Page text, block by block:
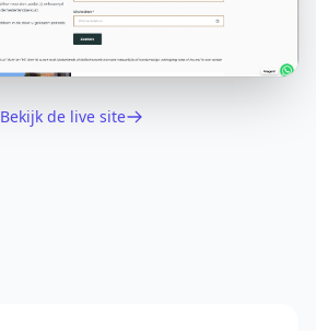
Bekijk de live site